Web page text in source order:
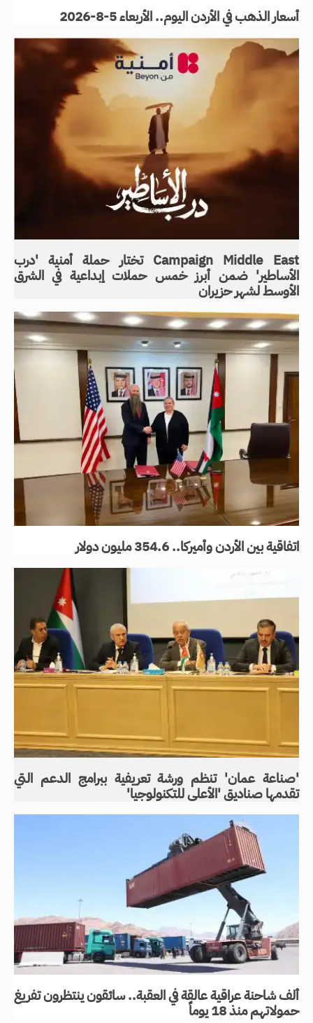
أسعار الذهب في الأردن اليوم.. الأربعاء 5-8-2026
Campaign Middle East تختار حملة أمنية 'درب
الأساطير' ضمن أبرز خمس حملات إبداعية في الشرق
الأوسط لشهر حزيران
اتفاقية بين الأردن وأميركا.. 354.6 مليون دولار
'صناعة عمان' تنظم ورشة تعريفية ببرامج الدعم التي
تقدمها صناديق 'الأعلى للتكنولوجيا'
ألف شاحنة عراقية عالقة في العقبة.. سائقون ينتظرون تفريغ
حمولاتهم منذ 18 يوماً